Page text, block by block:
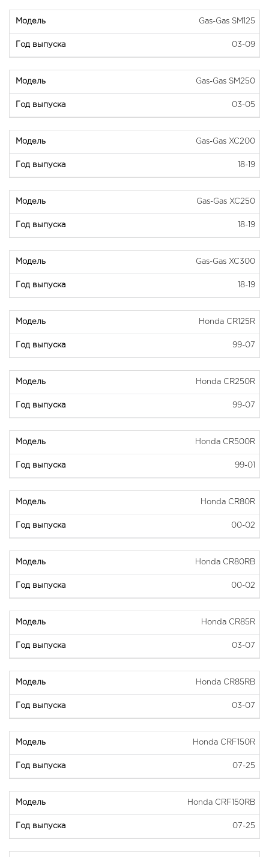
Gas-Gas SM125
03-09
Gas-Gas SM250
03-05
Gas-Gas XC200
18-19
Gas-Gas XC250
18-19
Gas-Gas XC300
18-19
Honda CR125R
99-07
Honda CR250R
99-07
Honda CR500R
99-01
Honda CR80R
00-02
Honda CR80RB
00-02
Honda CR85R
03-07
Honda CR85RB
03-07
Honda CRF150R
07-25
Honda CRF150RB
07-25